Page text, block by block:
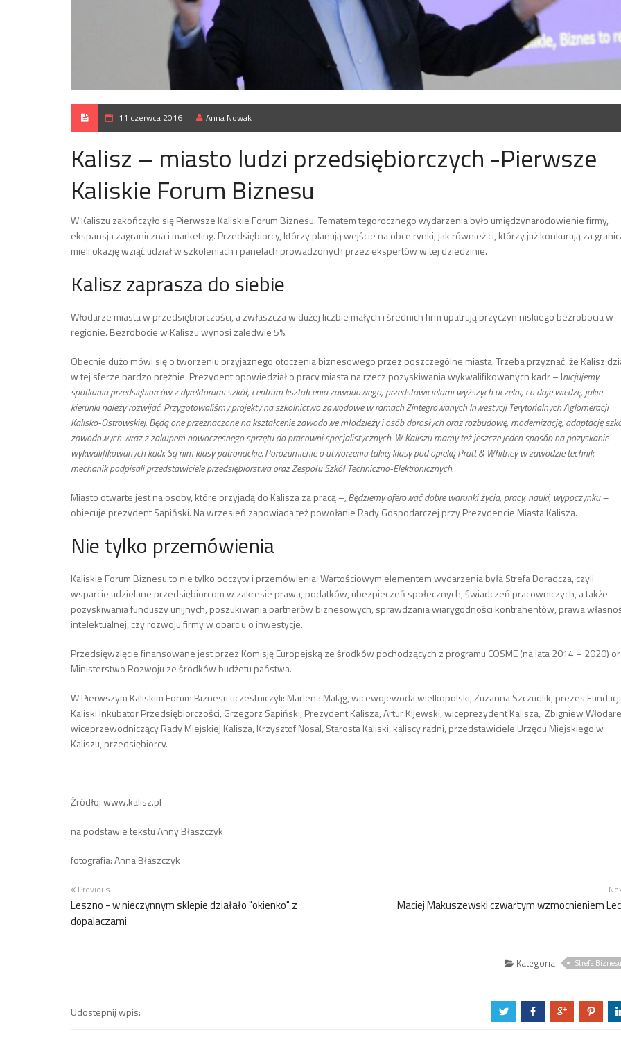
11 czerwca 2016 Anna Nowak
Kalisz – miasto ludzi przedsiębiorczych -Pierwsze
Kaliskie Forum Biznesu
W Kaliszu zakończyło się Pierwsze Kaliskie Forum Biznesu. Tematem tegorocznego wydarzenia było umiędzynarodowienie firmy,
ekspansja zagraniczna i marketing. Przedsiębiorcy, którzy planują wejście na obce rynki, jak również ci, którzy już konkurują za
mieli okazję wziąć udział w szkoleniach i panelach prowadzonych przez ekspertów w tej dziedzinie.
Kalisz zaprasza do siebie
Włodarze miasta w przedsiębiorczości, a zwłaszcza w dużej liczbie małych i średnich firm upatrują przyczyn niskiego bezrobocia w
regionie. Bezrobocie w Kaliszu wynosi zaledwie 5%.
Obecnie dużo mówi się o tworzeniu przyjaznego otoczenia biznesowego przez poszczególne miasta. Trzeba przyznać, że Kalisz
w tej sferze bardzo prężnie. Prezydent opowiedział o pracy miasta na rzecz pozyskiwania wykwalifikowanych kadr – Inicjujemy
spotkania przedsiębiorców z dyrektorami szkół, centrum kształcenia zawodowego, przedstawicielami wyższych uczelni, co daje wiedzę, jakie
kierunki należy rozwijać. Przygotowaliśmy projekty na szkolnictwo zawodowe w ramach Zintegrowanych Inwestycji Terytorialnych Aglomeracji
Kalisko-Ostrowskiej. Będą one przeznaczone na kształcenie zawodowe młodzieży i osób dorosłych oraz rozbudowę, modernizację, adaptację
zawodowych wraz z zakupem nowoczesnego sprzętu do pracowni specjalistycznych. W Kaliszu mamy też jeszcze jeden sposób na pozyskanie
wykwalifikowanych kadr. Są nim klasy patronackie. Porozumienie o utworzeniu takiej klasy pod opieką Pratt & Whitney w zawodzie technik
mechanik podpisali przedstawiciele przedsiębiorstwa oraz Zespołu Szkół Techniczno-Elektronicznych.
Miasto otwarte jest na osoby, które przyjadą do Kalisza za pracą –„Będziemy oferować dobre warunki życia, pracy, nauki, wypoczynku –
obiecuje prezydent Sapiński. Na wrzesień zapowiada też powołanie Rady Gospodarczej przy Prezydencie Miasta Kalisza.
Nie tylko przemówienia
Kaliskie Forum Biznesu to nie tylko odczyty i przemówienia. Wartościowym elementem wydarzenia była Strefa Doradcza, czyli
wsparcie udzielane przedsiębiorcom w zakresie prawa, podatków, ubezpieczeń społecznych, świadczeń pracowniczych, a także
pozyskiwania funduszy unijnych, poszukiwania partnerów biznesowych, sprawdzania wiarygodności kontrahentów, prawa
intelektualnej, czy rozwoju firmy w oparciu o inwestycje.
Przedsięwzięcie finansowane jest przez Komisję Europejską ze środków pochodzących z programu COSME (na lata 2014 – 2020)
Ministerstwo Rozwoju ze środków budżetu państwa.
W Pierwszym Kaliskim Forum Biznesu uczestniczyli: Marlena Maląg, wicewojewoda wielkopolski, Zuzanna Szczudlik, prezes Fundacji
Kaliski Inkubator Przedsiębiorczości, Grzegorz Sapiński, Prezydent Kalisza, Artur Kijewski, wiceprezydent Kalisza, Zbigniew
wiceprzewodniczący Rady Miejskiej Kalisza, Krzysztof Nosal, Starosta Kaliski, kaliscy radni, przedstawiciele Urzędu Miejskiego w
Kaliszu, przedsiębiorcy.
Źródło: www.kalisz.pl
na podstawie tekstu Anny Błaszczyk
fotografia: Anna Błaszczyk
Previous
Leszno - w nieczynnym sklepie działało "okienko" z
dopalaczami
Maciej Makuszewski czwartym wzmocnieniem
Kategoria Strefa
Udostepnij wpis: a b c d